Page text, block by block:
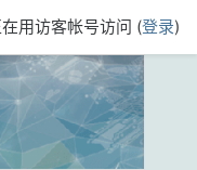
用访客帐号访问 (登录)